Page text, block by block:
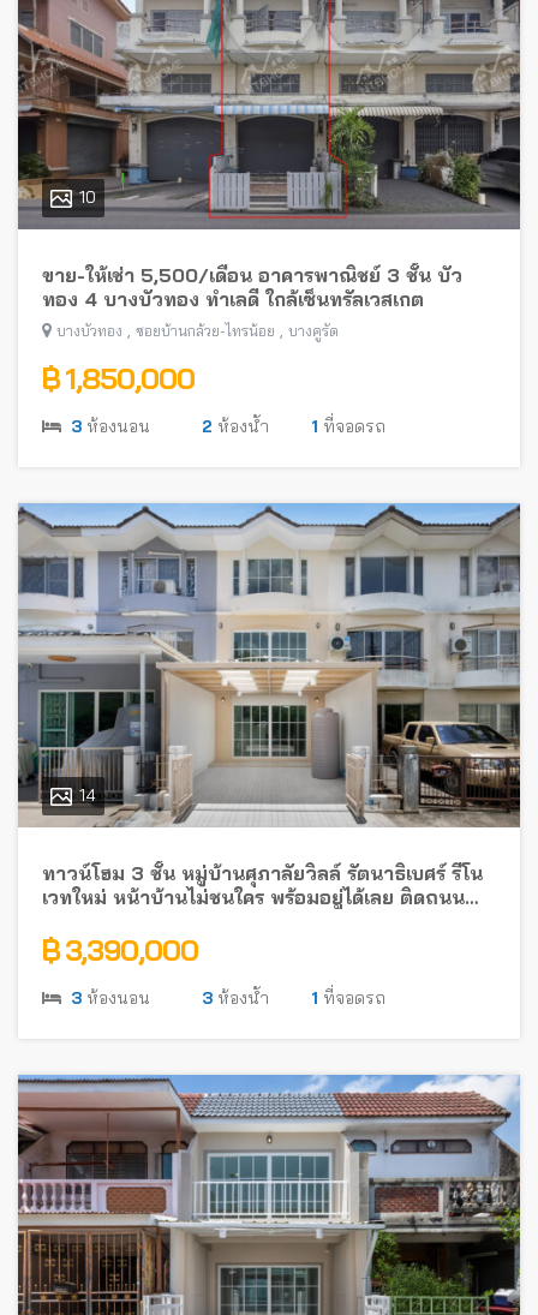
10
ขาย-ให้เช่า 5,500/เดือน อาคารพาณิชย์ 3 ชั้น บัว
ทอง 4 บางบัวทอง ทำเลดี ใกล้เซ็นทรัลเวสเกต
บางบัวทอง , ซอยบ้านกล้วย-ไทรน้อย , บางคูรัด
฿ 1,850,000
3 ห้องนอน 2 ห้องน้ำ 1 ที่จอดรถ
14
ทาวน์โฮม 3 ชั้น หมู่บ้านศุภาลัยวิลล์ รัตนาธิเบศร์ รีโน
เวทใหม่ หน้าบ้านไม่ชนใคร พร้อมอยู่ได้เลย ติดถนน
฿ 3,390,000
3 ห้องนอน 3 ห้องน้ำ 1 ที่จอดรถ